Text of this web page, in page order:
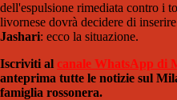
dell'espulsione rimediata contro i
livornese dovrà decidere di
Jashari: ecco la situazione.
Iscriviti al canale WhatsApp di
anteprima tutte le notizie sul
famiglia rossonera.